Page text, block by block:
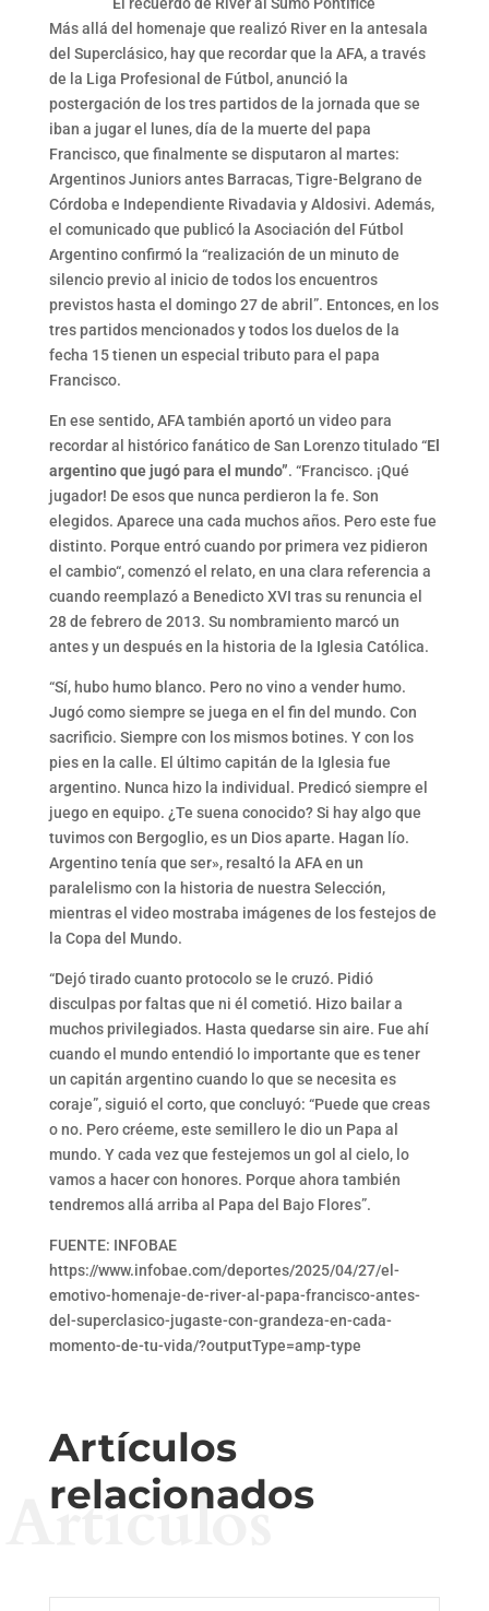
Más allá del homenaje que realizó River en la antesala
del Superclásico, hay que recordar que la AFA, a través
de la Liga Profesional de Fútbol, anunció la
postergación de los tres partidos de la jornada que se
iban a jugar el lunes, día de la muerte del papa
Francisco, que finalmente se disputaron al martes:
Argentinos Juniors antes Barracas, Tigre-Belgrano de
Córdoba e Independiente Rivadavia y Aldosivi. Además,
el comunicado que publicó la Asociación del Fútbol
Argentino confirmó la “realización de un minuto de
silencio previo al inicio de todos los encuentros
previstos hasta el domingo 27 de abril”. Entonces, en los
tres partidos mencionados y todos los duelos de la
fecha 15 tienen un especial tributo para el papa
Francisco.
En ese sentido, AFA también aportó un video para
recordar al histórico fanático de San Lorenzo titulado “El
argentino que jugó para el mundo”. “Francisco. ¡Qué
jugador! De esos que nunca perdieron la fe. Son
elegidos. Aparece una cada muchos años. Pero este fue
distinto. Porque entró cuando por primera vez pidieron
el cambio“, comenzó el relato, en una clara referencia a
cuando reemplazó a Benedicto XVI tras su renuncia el
28 de febrero de 2013. Su nombramiento marcó un
antes y un después en la historia de la Iglesia Católica.
“Sí, hubo humo blanco. Pero no vino a vender humo.
Jugó como siempre se juega en el fin del mundo. Con
sacrificio. Siempre con los mismos botines. Y con los
pies en la calle. El último capitán de la Iglesia fue
argentino. Nunca hizo la individual. Predicó siempre el
juego en equipo. ¿Te suena conocido? Si hay algo que
tuvimos con Bergoglio, es un Dios aparte. Hagan lío.
Argentino tenía que ser», resaltó la AFA en un
paralelismo con la historia de nuestra Selección,
mientras el video mostraba imágenes de los festejos de
la Copa del Mundo.
“Dejó tirado cuanto protocolo se le cruzó. Pidió
disculpas por faltas que ni él cometió. Hizo bailar a
muchos privilegiados. Hasta quedarse sin aire. Fue ahí
cuando el mundo entendió lo importante que es tener
un capitán argentino cuando lo que se necesita es
coraje”, siguió el corto, que concluyó: “Puede que creas
o no. Pero créeme, este semillero le dio un Papa al
mundo. Y cada vez que festejemos un gol al cielo, lo
vamos a hacer con honores. Porque ahora también
tendremos allá arriba al Papa del Bajo Flores”.
FUENTE: INFOBAE
https://www.infobae.com/deportes/2025/04/27/el-
emotivo-homenaje-de-river-al-papa-francisco-antes-
del-superclasico-jugaste-con-grandeza-en-cada-
momento-de-tu-vida/?outputType=amp-type
Artículos
relacionados
Artículos